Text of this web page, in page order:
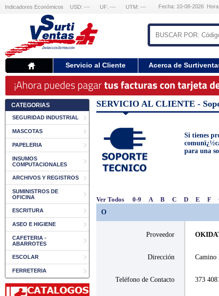
Indicadores Económicos USD: --- UF: --- UTM: --- Fecha: 10-08-2026
Servicio al Cliente Acerca de
CATEGORIAS
SEGURIDAD INDUSTRIAL
MASCOTAS
PAPELERIA
INSUMOS
COMPUTACIONALES
ARCHIVOS Y REGISTROS
SUMINISTROS DE
OFICINA
ESCRITURA
ASEO E HIGIENE
CAFETERIA -
ABARROTES
ESCOLAR
FERRETERIA
SERVICIO AL CLIENTE -
Si tienes
para una
Ver Todos 0-9 A B C D E F
O
Proveedor
Dirección Camino
Teléfono de Contacto 373